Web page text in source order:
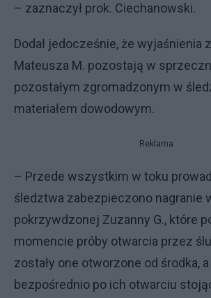
– zaznaczył prok. Ciechanowski.
Dodał jedocześnie, że wyjaśnienia
Mateusza M. pozostają w
pozostałym zgromadzonym w
materiałem dowodowym.
Reklama
– Przede wszystkim w toku
śledztwa zabezpieczono nagranie
pokrzywdzonej Zuzanny G., które
momencie próby otwarcia przez
zostały one otworzone od środka,
bezpośrednio po ich otwarciu